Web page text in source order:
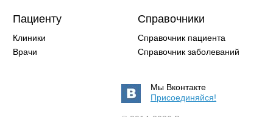
Пациенту
Клиники
Врачи
Справочники
Справочник пациента
Справочник заболеваний
Мы Вконтакте
Присоединяйся!